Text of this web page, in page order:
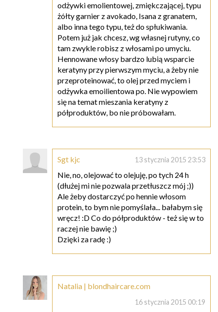
odżywki emolientowej, zmiękczającej, typu
żółty garnier z avokado, Isana z granatem,
albo inna tego typu, też do spłukiwania.
Potem już jak chcesz, wg własnej rutyny, co
tam zwykle robisz z włosami po umyciu.
Hennowane włosy bardzo lubią wsparcie
keratyny przy pierwszym myciu, a żeby nie
przeproteinować, to olej przed myciem i
odżywka emoilientowa po. Nie wypowiem
się na temat mieszania keratyny z
półproduktów, bo nie próbowałam.
Sgt kjc 13 stycznia 2015 23:53
Nie, no, olejować to olejuję, po tych 24 h
(dłużej mi nie pozwala przetłuszcz mój ;))
Ale żeby dostarczyć po hennie włosom
protein, to bym nie pomyślała... bałabym się
wręcz! :D Co do półproduktów - też się w to
raczej nie bawię ;)
Dzięki za radę :)
Natalia | blondhaircare.com
16 stycznia 2015 00:19